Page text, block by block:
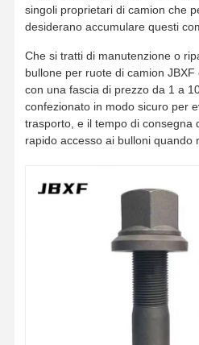
singoli proprietari di camion che
desiderano accumulare questi
Che si tratti di manutenzione o
bullone per ruote di camion
con una fascia di prezzo da 1 a
confezionato in modo sicuro per
trasporto, e il tempo di consegna
rapido accesso ai bulloni quando